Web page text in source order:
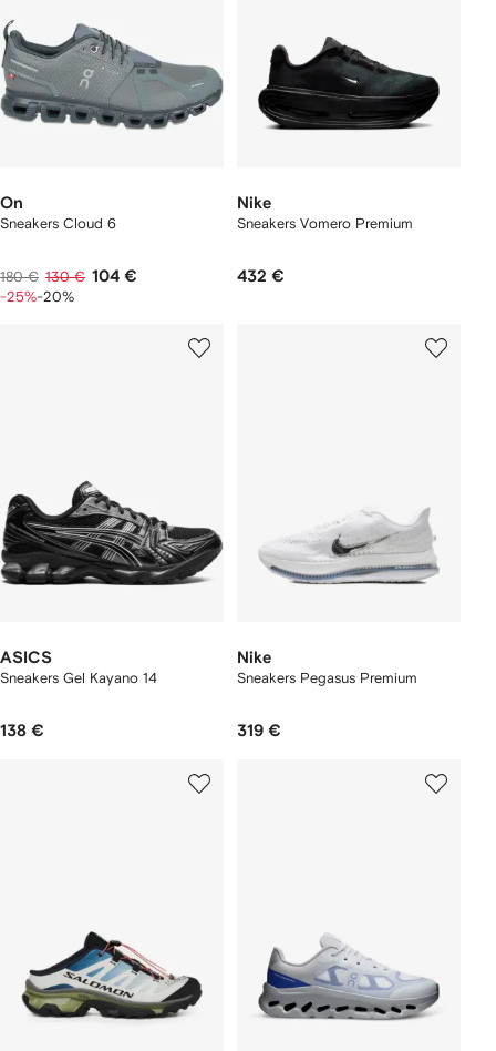
On
Sneakers Cloud 6
180 € 130 € 104 €
-25%-20%
Nike
Sneakers Vomero Premium
432 €
ASICS
Sneakers Gel Kayano 14
138 €
Nike
Sneakers Pegasus Premium
319 €